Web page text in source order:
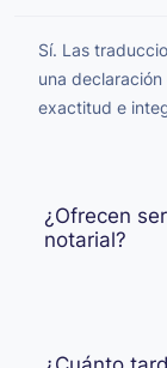
Sí. Las
una
exactitud e
¿Ofrecen
notarial?